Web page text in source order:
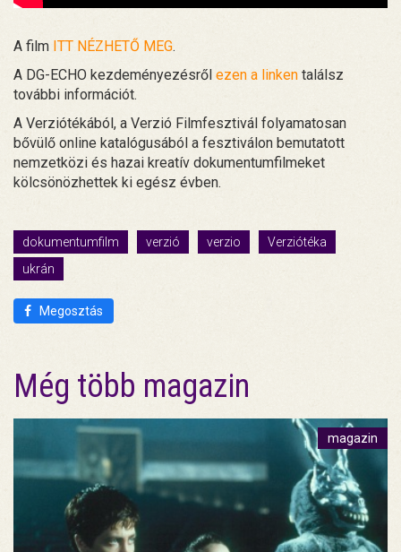
A film ITT NÉZHETŐ MEG.
A DG-ECHO kezdeményezésről ezen a linken találsz
további információt.
A Verziótékából, a Verzió Filmfesztivál folyamatosan
bővülő online katalógusából a fesztiválon bemutatott
nemzetközi és hazai kreatív dokumentumfilmeket
kölcsönözhettek ki egész évben.
dokumentumfilm verzió verzio
Verziótéka
ukrán
Megosztás
Még több magazin
magazin